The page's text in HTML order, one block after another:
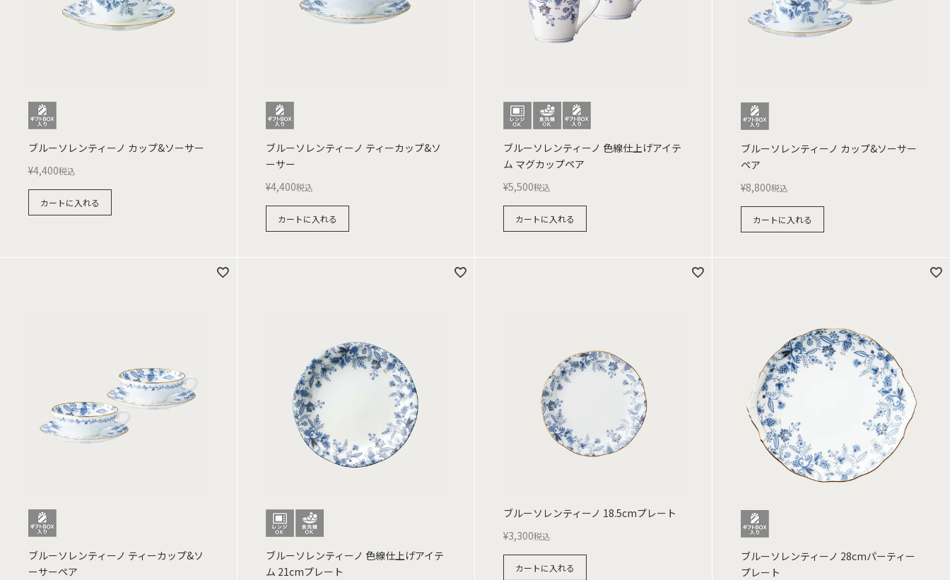
ブルーソレンティーノ カップ&ソーサー
¥4,400税込
カートに入れる
ブルーソレンティーノ ティーカップ&ソ
ーサー
¥4,400税込
カートに入れる
ブルーソレンティーノ 色線仕上げアイテ
ム マグカップペア
¥5,500税込
カートに入れる
ブルーソレンティーノ カップ&ソーサー
ペア
¥8,800税込
カートに入れる
ブルーソレンティーノ ティーカップ&ソ
ーサーペア
ブルーソレンティーノ 色線仕上げアイテ
ム 21cmプレート
ブルーソレンティーノ 18.5cmプレート
¥3,300税込
カートに入れる
ブルーソレンティーノ 28cmパーティー
プレート